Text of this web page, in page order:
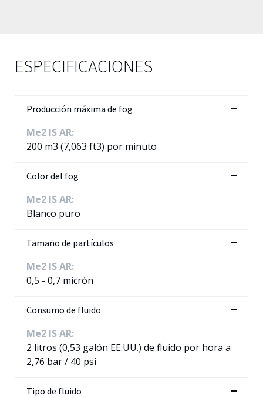
ESPECIFICACIONES
Producción máxima de fog
Me2 IS AR:
200 m3 (7,063 ft3) por minuto
Color del fog
Me2 IS AR:
Blanco puro
Tamaño de partículos
Me2 IS AR:
0,5 - 0,7 micrón
Consumo de fluido
Me2 IS AR:
2 litros (0,53 galón EE.UU.) de fluido por hora a
2,76 bar / 40 psi
Tipo de fluido